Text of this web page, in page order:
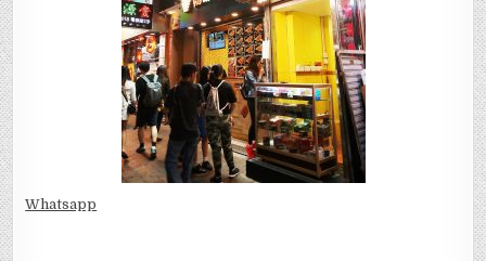
Whatsapp